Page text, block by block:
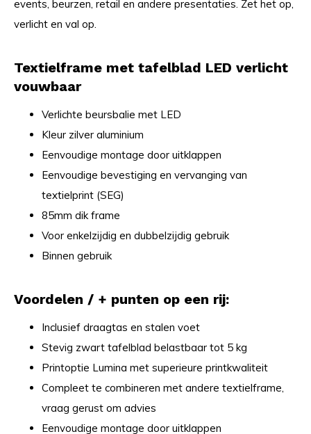
events, beurzen, retail en andere presentaties. Zet het op,
verlicht en val op.
Textielframe met tafelblad LED verlicht
vouwbaar
Verlichte beursbalie met LED
Kleur zilver aluminium
Eenvoudige montage door uitklappen
Eenvoudige bevestiging en vervanging van
textielprint (SEG)
85mm dik frame
Voor enkelzijdig en dubbelzijdig gebruik
Binnen gebruik
Voordelen / + punten op een rij:
Inclusief draagtas en stalen voet
Stevig zwart tafelblad belastbaar tot 5 kg
Printoptie Lumina met superieure printkwaliteit
Compleet te combineren met andere textielframe,
vraag gerust om advies
Eenvoudige montage door uitklappen